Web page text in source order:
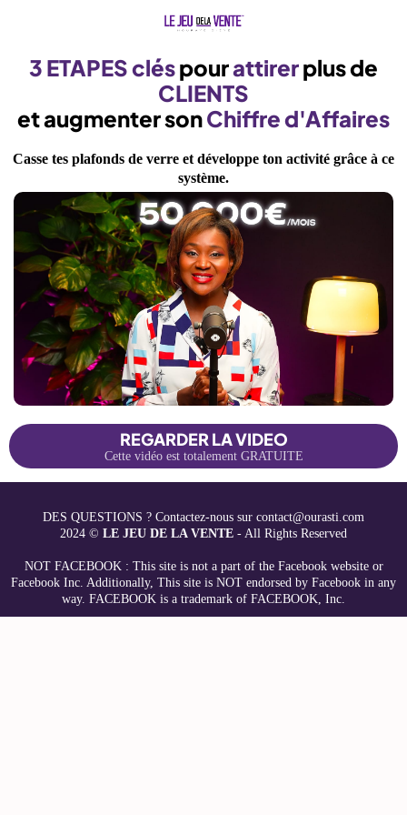
3 ETAPES cléspourattirerplus de
CLIENTS
et augmenter sonChiffre d'Affaires
Casse tes plafonds de verre et développe ton activité grâce à ce
système.
REGARDER LA VIDEO
Cette vidéo est totalement GRATUITE
DES QUESTIONS ? Contactez-nous sur contact@ourasti.com
2024 © LE JEU DE LA VENTE - All Rights Reserved
NOT FACEBOOK : This site is not a part of the Facebook website or
Facebook Inc. Additionally, This site is NOT endorsed by Facebook in any
way. FACEBOOK is a trademark of FACEBOOK, Inc.